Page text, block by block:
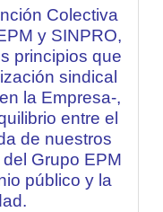
Colectiva
y SINPRO,
principios que
sindical
la Empresa-,
entre el
de nuestros
Grupo EPM
público y la